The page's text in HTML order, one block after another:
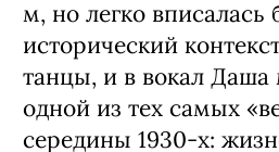
Главный герой
на — воскреснувший в
бла­годаря крионике
Ин­нокентий Платонов
в дневнике не только